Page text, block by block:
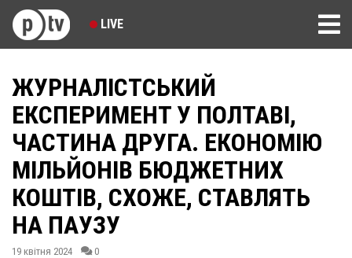
LIVE
ЖУРНАЛІСТСЬКИЙ
ЕКСПЕРИМЕНТ У ПОЛТАВІ,
ЧАСТИНА ДРУГА. ЕКОНОМІЮ
МІЛЬЙОНІВ БЮДЖЕТНИХ
КОШТІВ, СХОЖЕ, СТАВЛЯТЬ
НА ПАУЗУ
19 квітня 2024 0